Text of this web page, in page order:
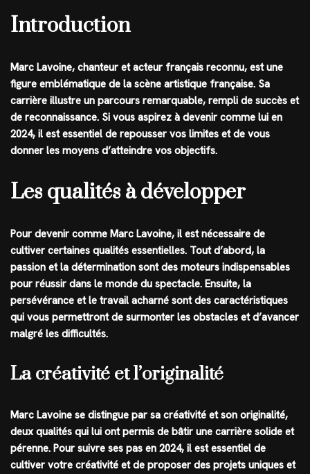
Introduction
Marc Lavoine, chanteur et acteur français reconnu, est une
figure emblématique de la scène artistique française. Sa
carrière illustre un parcours remarquable, rempli de succès et
de reconnaissance. Si vous aspirez à devenir comme lui en
2024, il est essentiel de repousser vos limites et de vous
donner les moyens d’atteindre vos objectifs.
Les qualités à développer
Pour devenir comme Marc Lavoine, il est nécessaire de
cultiver certaines qualités essentielles. Tout d’abord, la
passion et la détermination sont des moteurs indispensables
pour réussir dans le monde du spectacle. Ensuite, la
persévérance et le travail acharné sont des caractéristiques
qui vous permettront de surmonter les obstacles et d’avancer
malgré les difficultés.
La créativité et l’originalité
Marc Lavoine se distingue par sa créativité et son originalité,
deux qualités qui lui ont permis de bâtir une carrière solide et
pérenne. Pour suivre ses pas en 2024, il est essentiel de
cultiver votre créativité et de proposer des projets uniques et